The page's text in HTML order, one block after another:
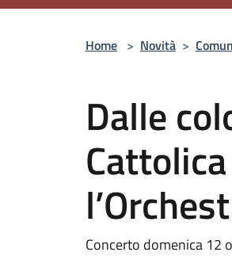
Home > Novità >
Dalle
Concerto domenica 12